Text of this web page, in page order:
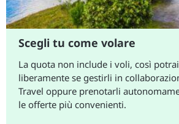
Scegli tu come volare
La quota non include i voli, così
liberamente se gestirli in
Travel oppure prenotarli
le offerte più convenienti.